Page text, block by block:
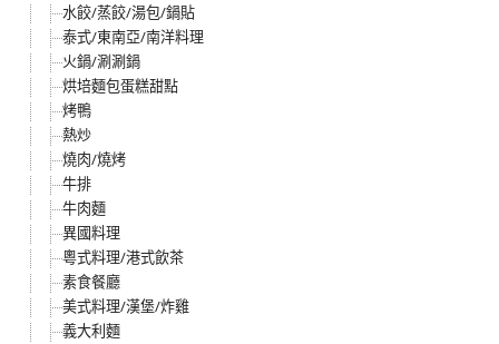
水餃/蒸餃/湯包/鍋貼
泰式/東南亞/南洋料理
火鍋/涮涮鍋
烘培麵包蛋糕甜點
烤鴨
熱炒
燒肉/燒烤
牛排
牛肉麵
異國料理
粵式料理/港式飲茶
素食餐廳
美式料理/漢堡/炸雞
義大利麵